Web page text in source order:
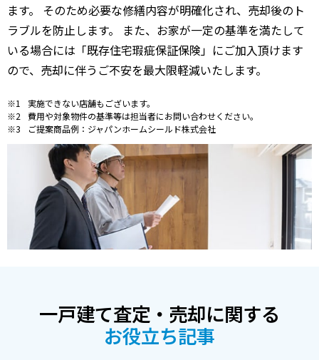
ます。 そのため必要な修繕内容が明確化され、売却後のト
ラブルを防止します。 また、お家が一定の基準を満たして
いる場合には「既存住宅瑕疵保証保険」にご加入頂けます
ので、売却に伴うご不安を最大限軽減いたします。
実施できない店舗もございます。
費用や対象物件の基準等は担当者にお問い合わせください。
ご提案商品例：ジャパンホームシールド株式会社
一戸建て査定・売却に関する
お役立ち記事